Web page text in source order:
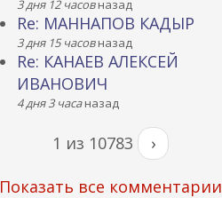
3 дня 12 часовназад
Re: МАННАПОВ КАДЫР
3 дня 15 часовназад
Re: КАНАЕВ АЛЕКСЕЙ
ИВАНОВИЧ
4 дня 3 часаназад
1 из 10783 ›
Показать все комментарии